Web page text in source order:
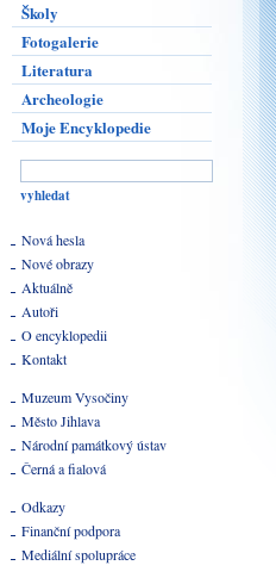
Školy
Fotogalerie
Literatura
Archeologie
Moje Encyklopedie
Nová hesla
Nové obrazy
Aktuálně
Autoři
O encyklopedii
Kontakt
Muzeum Vysočiny
Město Jihlava
Národní památkový ústav
Černá a fialová
Odkazy
Finanční podpora
Mediální spolupráce